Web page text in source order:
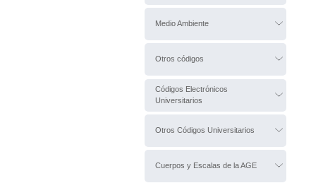
Medio Ambiente
Otros códigos
Códigos Electrónicos
Universitarios
Otros Códigos Universitarios
Cuerpos y Escalas de la AGE